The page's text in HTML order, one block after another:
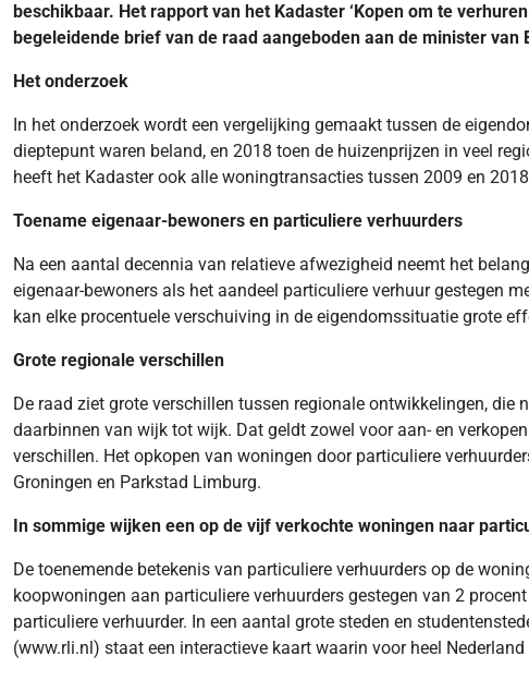
beschikbaar. Het rapport van het Kadaster ‘Kopen om te
begeleidende brief van de raad aangeboden aan de minister
Het onderzoek
In het onderzoek wordt een vergelijking gemaakt tussen de
dieptepunt waren beland, en 2018 toen de huizenprijzen in veel
heeft het Kadaster ook alle woningtransacties tussen 2009 en
Toename eigenaar-bewoners en particuliere verhuurders
Na een aantal decennia van relatieve afwezigheid neemt het
eigenaar-bewoners als het aandeel particuliere verhuur gestegen
kan elke procentuele verschuiving in de eigendomssituatie grote
Grote regionale verschillen
De raad ziet grote verschillen tussen regionale ontwikkelingen,
daarbinnen van wijk tot wijk. Dat geldt zowel voor aan- en
verschillen. Het opkopen van woningen door particuliere
Groningen en Parkstad Limburg.
In sommige wijken een op de vijf verkochte woningen naar
De toenemende betekenis van particuliere verhuurders op de
koopwoningen aan particuliere verhuurders gestegen van 2
particuliere verhuurder. In een aantal grote steden en
(www.rli.nl) staat een interactieve kaart waarin voor heel